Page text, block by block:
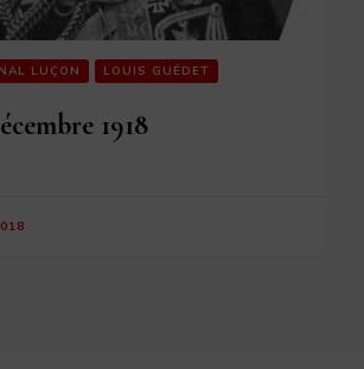
LUÇON LOUIS GUÉDET
1918